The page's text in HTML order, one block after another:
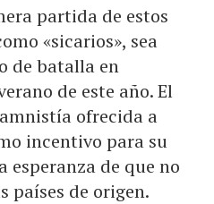
partida de estos
«sicarios», sea
de batalla en
de este año. El
ofrecida a
incentivo para su
de que no
países de origen.